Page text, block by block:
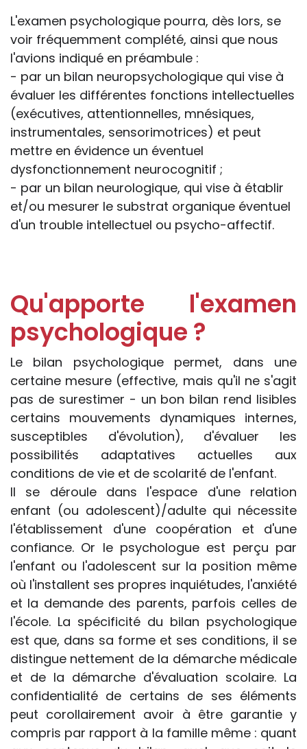
L'examen psychologique pourra, dès lors, se
voir fréquemment complété, ainsi que nous
l'avions indiqué en préambule :
- par un bilan neuropsychologique qui vise à
évaluer les différentes fonctions intellectuelles
(exécutives, attentionnelles, mnésiques,
instrumentales, sensorimotrices) et peut
mettre en évidence un éventuel
dysfonctionnement neurocognitif ;
- par un bilan neurologique, qui vise à établir
et/ou mesurer le substrat organique éventuel
d'un trouble intellectuel ou psycho-affectif.
Qu'apporte l'examen
psychologique ?
Le bilan psychologique permet, dans une
certaine mesure (effective, mais qu'il ne s'agit
pas de surestimer - un bon bilan rend lisibles
certains mouvements dynamiques internes,
susceptibles d'évolution), d'évaluer les
possibilités adaptatives actuelles aux
conditions de vie et de scolarité de l'enfant.
Il se déroule dans l'espace d'une relation
enfant (ou adolescent)/adulte qui nécessite
l'établissement d'une coopération et d'une
confiance. Or le psychologue est perçu par
l'enfant ou l'adolescent sur la position même
où l'installent ses propres inquiétudes, l'anxiété
et la demande des parents, parfois celles de
l'école. La spécificité du bilan psychologique
est que, dans sa forme et ses conditions, il se
distingue nettement de la démarche médicale
et de la démarche d'évaluation scolaire. La
confidentialité de certains de ses éléments
peut corollairement avoir à être garantie y
compris par rapport à la famille même : quant